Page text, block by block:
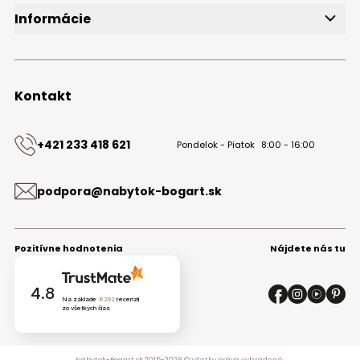
Informácie
Obchodné podmienky
Kontakt
Kontakt
+421 233 418 621 Pondelok - Piatok 8:00 - 16:00
podpora@nabytok-bogart.sk
Pozitívne hodnotenia
4.8 Na základe 8292recenzií
zo všetkých čias
Nájdete nás tu